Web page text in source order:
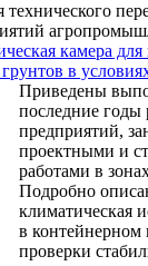
технического
камера для
в
Приведены
последние годы
предприятий,
проектными и
работами в
Подробно
климатическая
в контейнерном
проверки